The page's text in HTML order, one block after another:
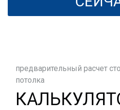
предварительный расчет
потолка